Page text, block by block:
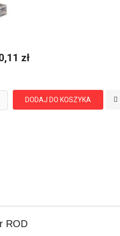
zł
DODAJ DO KOSZYKA
ROD